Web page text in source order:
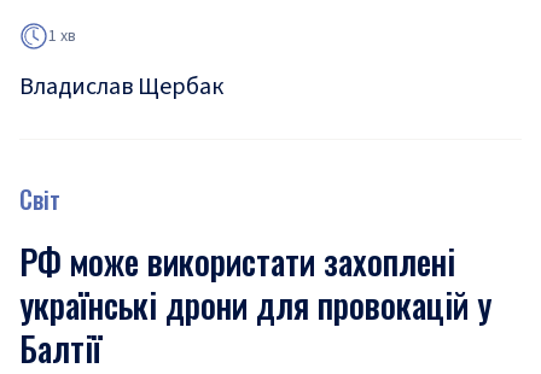
1 хв
Владислав Щербак
Світ
РФ може використати захоплені
українські дрони для провокацій у
Балтії